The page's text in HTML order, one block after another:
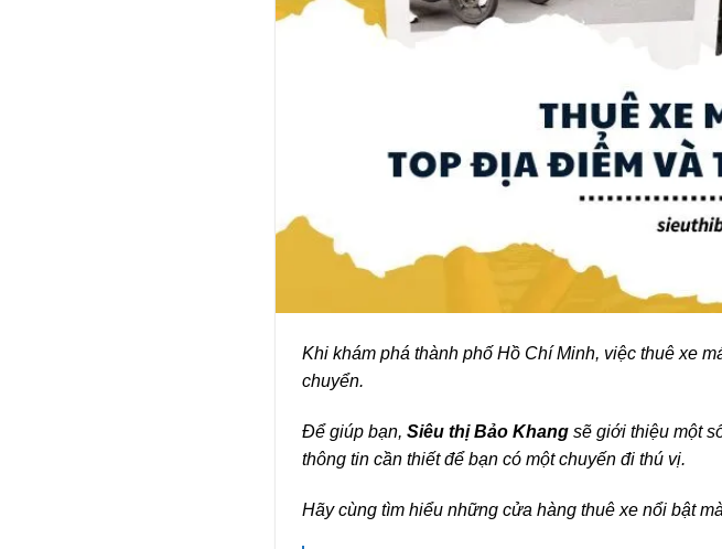
Khi khám phá thành phố Hồ Chí Minh, việc thuê xe
chuyển.
Để giúp bạn, Siêu thị Bảo Khangsẽ giới thiệu một
thông tin cần thiết để bạn có một chuyến đi thú vị.
Hãy cùng tìm hiểu những cửa hàng thuê xe nổi bật